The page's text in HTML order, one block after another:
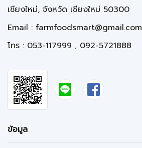
เชียงใหม่, จังหวัด เชียงใหม่ 50300
Email : farmfoodsmart@gmail.com
โทร : 053-117999 , 092-5721888
ข้อมูล